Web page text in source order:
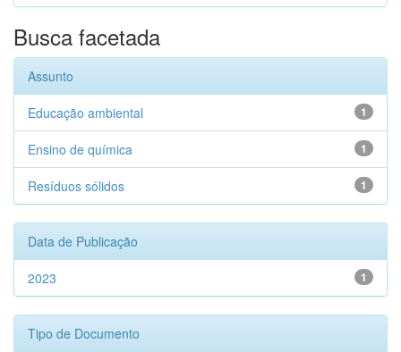
Busca facetada
Assunto
1
Educação ambiental
1
Ensino de química
1
Resíduos sólidos
Data de Publicação
1
2023
Tipo de Documento